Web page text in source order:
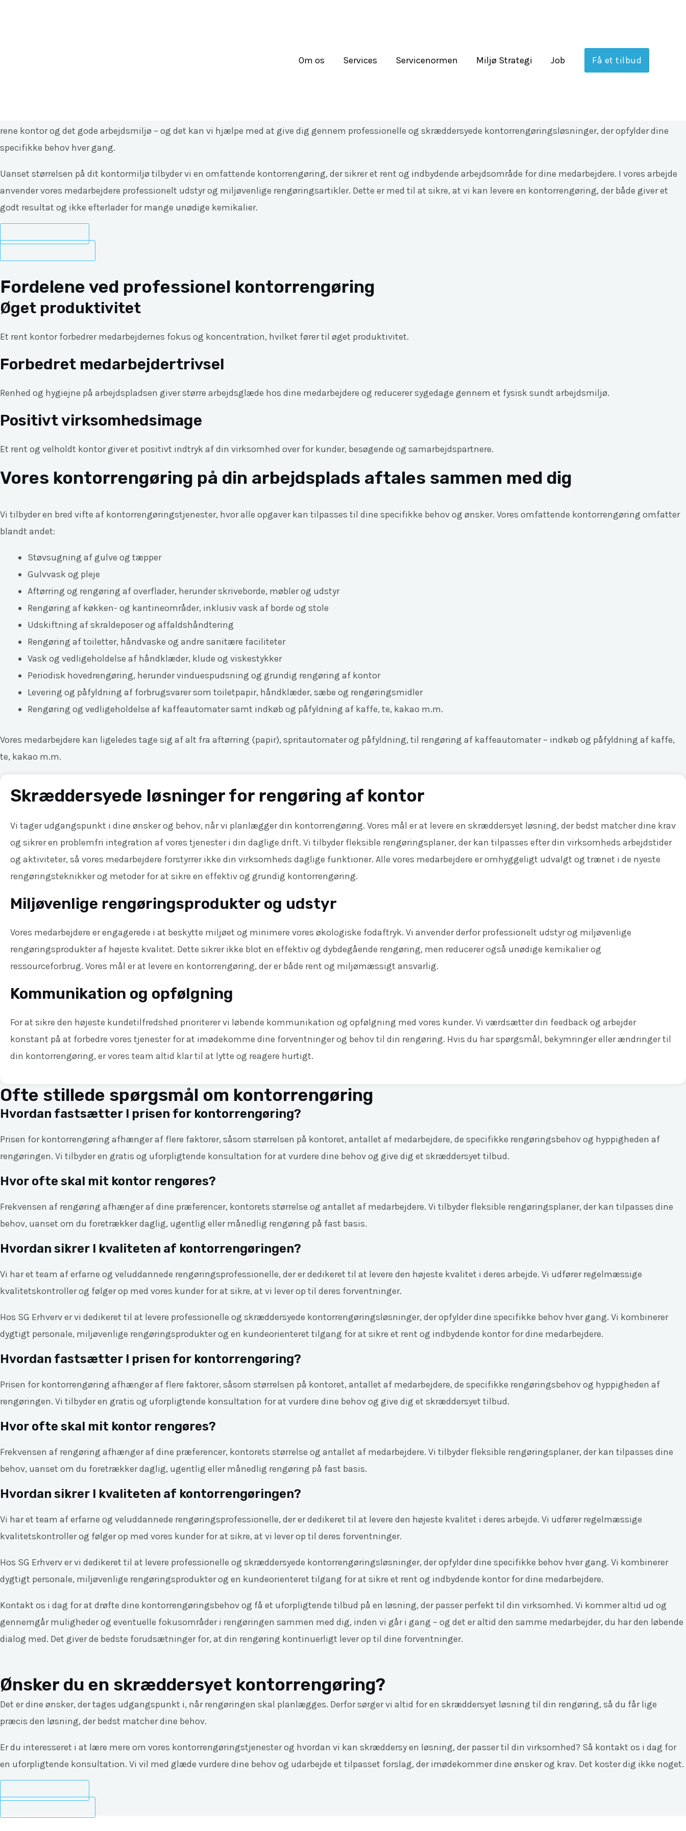
Om os
Services Servicenormen Miljø Strategi Job Få et tilbud
rene kontor og det gode arbejdsmiljø – og det kan vi hjælpe med at give dig gennem professionelle og skræddersyede kontorrengøringsløsninger, der opfylder dine
specifikke behov hver gang.
Uanset størrelsen på dit kontormiljø tilbyder vi en omfattende kontorrengøring, der sikrer et rent og indbydende arbejdsområde for dine medarbejdere. I vores arbejde
anvender vores medarbejdere professionelt udstyr og miljøvenlige rengøringsartikler. Dette er med til at sikre, at vi kan levere en kontorrengøring, der både giver et
godt resultat og ikke efterlader for mange unødige kemikalier.
Fordelene ved professionel kontorrengøring
Øget produktivitet
Et rent kontor forbedrer medarbejdernes fokus og koncentration, hvilket fører til øget produktivitet.
Forbedret medarbejdertrivsel
Renhed og hygiejne på arbejdspladsen giver større arbejdsglæde hos dine medarbejdere og reducerer sygedage gennem et fysisk sundt arbejdsmiljø.
Positivt virksomhedsimage
Et rent og velholdt kontor giver et positivt indtryk af din virksomhed over for kunder, besøgende og samarbejdspartnere.
Vores kontorrengøring på din arbejdsplads aftales sammen med dig​
Vi tilbyder en bred vifte af kontorrengøringstjenester, hvor alle opgaver kan tilpasses til dine specifikke behov og ønsker. Vores omfattende kontorrengøring omfatter
blandt andet:
Støvsugning af gulve og tæpper
Gulvvask og pleje
Aftørring og rengøring af overflader, herunder skriveborde, møbler og udstyr
Rengøring af køkken- og kantineområder, inklusiv vask af borde og stole
Udskiftning af skraldeposer og affaldshåndtering
Rengøring af toiletter, håndvaske og andre sanitære faciliteter
Vask og vedligeholdelse af håndklæder, klude og viskestykker
Periodisk hovedrengøring, herunder vinduespudsning og grundig rengøring af kontor
Levering og påfyldning af forbrugsvarer som toiletpapir, håndklæder, sæbe og rengøringsmidler
Rengøring og vedligeholdelse af kaffeautomater samt indkøb og påfyldning af kaffe, te, kakao m.m.
Vores medarbejdere kan ligeledes tage sig af alt fra aftørring (papir), spritautomater og påfyldning, til rengøring af kaffeautomater – indkøb og påfyldning af kaffe,
te, kakao m.m.
Skræddersyede løsninger for rengøring af kontor
Vi tager udgangspunkt i dine ønsker og behov, når vi planlægger din kontorrengøring. Vores mål er at levere en skræddersyet løsning, der bedst matcher dine krav
og sikrer en problemfri integration af vores tjenester i din daglige drift. Vi tilbyder fleksible rengøringsplaner, der kan tilpasses efter din virksomheds arbejdstider
og aktiviteter, så vores medarbejdere forstyrrer ikke din virksomheds daglige funktioner. Alle vores medarbejdere er omhyggeligt udvalgt og trænet i de nyeste
rengøringsteknikker og metoder for at sikre en effektiv og grundig kontorrengøring.
Miljøvenlige rengøringsprodukter og udstyr
Vores medarbejdere er engagerede i at beskytte miljøet og minimere vores økologiske fodaftryk. Vi anvender derfor professionelt udstyr og miljøvenlige
rengøringsprodukter af højeste kvalitet. Dette sikrer ikke blot en effektiv og dybdegående rengøring, men reducerer også unødige kemikalier og
ressourceforbrug. Vores mål er at levere en kontorrengøring, der er både rent og miljømæssigt ansvarlig.
Kommunikation og opfølgning
For at sikre den højeste kundetilfredshed prioriterer vi løbende kommunikation og opfølgning med vores kunder. Vi værdsætter din feedback og arbejder
konstant på at forbedre vores tjenester for at imødekomme dine forventninger og behov til din rengøring. Hvis du har spørgsmål, bekymringer eller ændringer til
din kontorrengøring, er vores team altid klar til at lytte og reagere hurtigt.
Ofte stillede spørgsmål om kontorrengøring
Hvordan fastsætter I prisen for kontorrengøring?
Prisen for kontorrengøring afhænger af flere faktorer, såsom størrelsen på kontoret, antallet af medarbejdere, de specifikke rengøringsbehov og hyppigheden af
rengøringen. Vi tilbyder en gratis og uforpligtende konsultation for at vurdere dine behov og give dig et skræddersyet tilbud.
Hvor ofte skal mit kontor rengøres?
Frekvensen af rengøring afhænger af dine præferencer, kontorets størrelse og antallet af medarbejdere. Vi tilbyder fleksible rengøringsplaner, der kan tilpasses dine
behov, uanset om du foretrækker daglig, ugentlig eller månedlig rengøring på fast basis.
Hvordan sikrer I kvaliteten af kontorrengøringen?
Vi har et team af erfarne og veluddannede rengøringsprofessionelle, der er dedikeret til at levere den højeste kvalitet i deres arbejde. Vi udfører regelmæssige
kvalitetskontroller og følger op med vores kunder for at sikre, at vi lever op til deres forventninger.
Hos SG Erhverv er vi dedikeret til at levere professionelle og skræddersyede kontorrengøringsløsninger, der opfylder dine specifikke behov hver gang. Vi kombinerer
dygtigt personale, miljøvenlige rengøringsprodukter og en kundeorienteret tilgang for at sikre et rent og indbydende kontor for dine medarbejdere.
Hvordan fastsætter I prisen for kontorrengøring?
Prisen for kontorrengøring afhænger af flere faktorer, såsom størrelsen på kontoret, antallet af medarbejdere, de specifikke rengøringsbehov og hyppigheden af
rengøringen. Vi tilbyder en gratis og uforpligtende konsultation for at vurdere dine behov og give dig et skræddersyet tilbud.
Hvor ofte skal mit kontor rengøres?
Frekvensen af rengøring afhænger af dine præferencer, kontorets størrelse og antallet af medarbejdere. Vi tilbyder fleksible rengøringsplaner, der kan tilpasses dine
behov, uanset om du foretrækker daglig, ugentlig eller månedlig rengøring på fast basis.
Hvordan sikrer I kvaliteten af kontorrengøringen?
Vi har et team af erfarne og veluddannede rengøringsprofessionelle, der er dedikeret til at levere den højeste kvalitet i deres arbejde. Vi udfører regelmæssige
kvalitetskontroller og følger op med vores kunder for at sikre, at vi lever op til deres forventninger.
Hos SG Erhverv er vi dedikeret til at levere professionelle og skræddersyede kontorrengøringsløsninger, der opfylder dine specifikke behov hver gang. Vi kombinerer
dygtigt personale, miljøvenlige rengøringsprodukter og en kundeorienteret tilgang for at sikre et rent og indbydende kontor for dine medarbejdere.
Kontakt os i dag for at drøfte dine kontorrengøringsbehov og få et uforpligtende tilbud på en løsning, der passer perfekt til din virksomhed. Vi kommer altid ud og
gennemgår muligheder og eventuelle fokusområder i rengøringen sammen med dig, inden vi går i gang – og det er altid den samme medarbejder, du har den løbende
dialog med. Det giver de bedste forudsætninger for, at din rengøring kontinuerligt lever op til dine forventninger.
Ønsker du en skræddersyet kontorrengøring?
Det er dine ønsker, der tages udgangspunkt i, når rengøringen skal planlægges. Derfor sørger vi altid for en skræddersyet løsning til din rengøring, så du får lige
præcis den løsning, der bedst matcher dine behov.
Er du interesseret i at lære mere om vores kontorrengøringstjenester og hvordan vi kan skræddersy en løsning, der passer til din virksomhed? Så kontakt os i dag for
en uforpligtende konsultation. Vi vil med glæde vurdere dine behov og udarbejde et tilpasset forslag, der imødekommer dine ønsker og krav. Det koster dig ikke noget.